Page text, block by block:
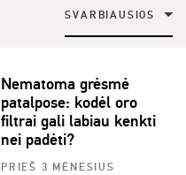
SVARBIAUSIOS
Nematoma grėsmė
patalpose: kodėl oro
filtrai gali labiau kenkti
nei padėti?
PRIEŠ 3 MĖNESIUS